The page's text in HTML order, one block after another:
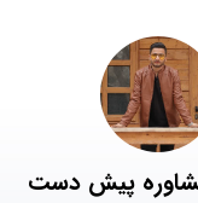
پیش دست